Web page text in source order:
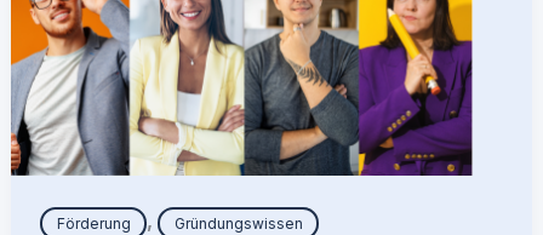
Förderung , Gründungswissen